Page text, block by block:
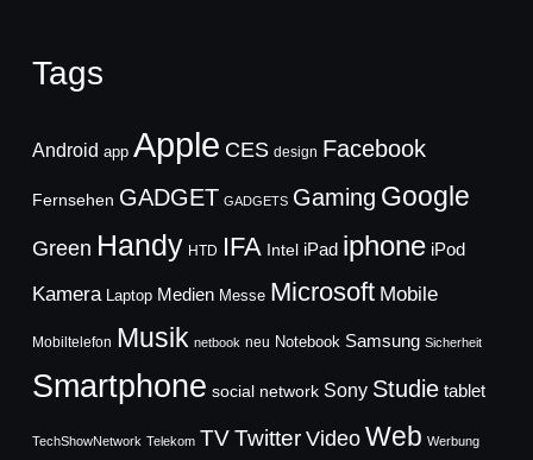
Tags
Android app Apple CES design Facebook
Fernsehen GADGET GADGETS Gaming Google
Green Handy HTD IFA Intel iPad iphone iPod
Kamera Laptop Medien Messe Microsoft Mobile
Mobiltelefon Musik netbook neu Notebook Samsung Sicherheit
Smartphone social network Sony Studie tablet
TechShowNetwork Telekom TVTwitter Video Web Werbung